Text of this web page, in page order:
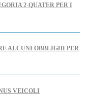
2-QUATER PER I
ALCUNI OBBLIGHI PER
VEICOLI